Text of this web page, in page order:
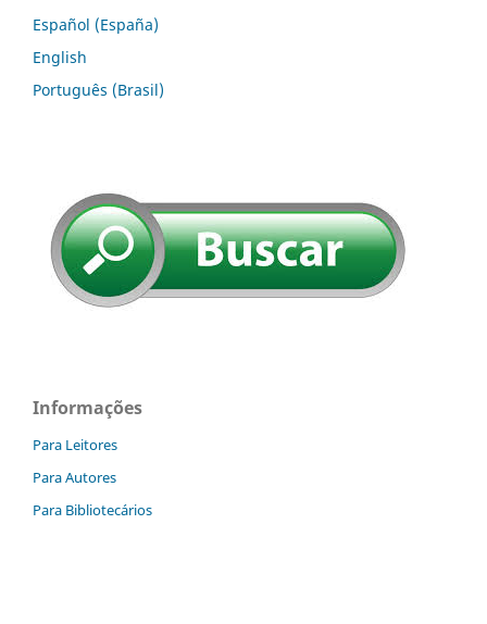
Español (España)
English
Português (Brasil)
Informações
Para Leitores
Para Autores
Para Bibliotecários